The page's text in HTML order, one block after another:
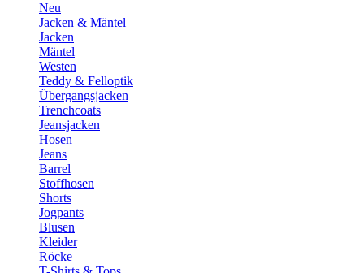
Neu
Jacken & Mäntel
Jacken
Mäntel
Westen
Teddy & Felloptik
Übergangsjacken
Trenchcoats
Jeansjacken
Hosen
Jeans
Barrel
Stoffhosen
Shorts
Jogpants
Blusen
Kleider
Röcke